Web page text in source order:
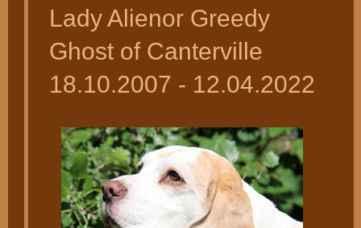
Lady Alienor Greedy
Ghost of Canterville
18.10.2007 - 12.04.2022